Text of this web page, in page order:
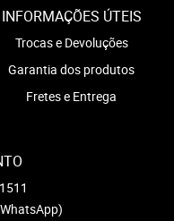
INFORMAÇÕES ÚTEIS
Trocas e Devoluções
Garantia dos produtos
Fretes e Entrega